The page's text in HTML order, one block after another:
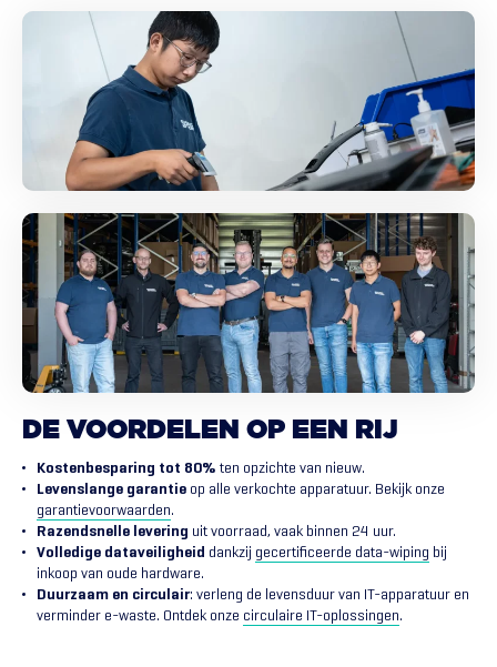
DE VOORDELEN OP EEN RIJ
Kostenbesparing tot 80% ten opzichte van nieuw.
Levenslange garantie op alle verkochte apparatuur. Bekijk onze
garantievoorwaarden.
Razendsnelle levering uit voorraad, vaak binnen 24 uur.
Volledige dataveiligheid dankzij gecertificeerde data-wiping bij
inkoop van oude hardware.
Duurzaam en circulair: verleng de levensduur van IT-apparatuur en
verminder e-waste. Ontdek onze circulaire IT-oplossingen.